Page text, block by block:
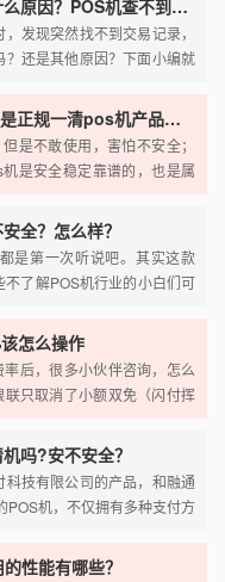
POS机刷卡没有交易记录什么原因？POS机查不到交易记录
发现突然找不到交易记录，
还是其他原因？下面小编就
星驿付pos机安全靠谱吗，是正规一清pos机产品吗？
是不敢使用，害怕不安全；
是安全稳定靠谱的，也是属
全？怎么样？
是第一次听说吧。其实这款
了解POS机行业的小白们可
可不可以放心使用？那么小
一个详细的介绍吧。
怎么操作
后，很多小伙伴咨询，怎么
只取消了小额双免（闪付挥
家总结一下云闪付的使用方
吗?安不安全？
技有限公司的产品，和融通
POS机，不仅拥有多种支付方
绍!
性能有哪些？